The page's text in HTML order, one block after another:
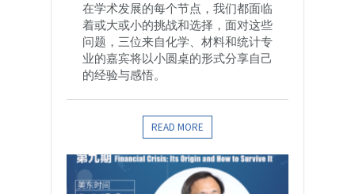
在学术发展的每个节点，我们都面临
着或大或小的挑战和选择，面对这些
问题，三位来自化学、材料和统计专
业的嘉宾将以小圆桌的形式分享自己
的经验与感悟。
READ MORE